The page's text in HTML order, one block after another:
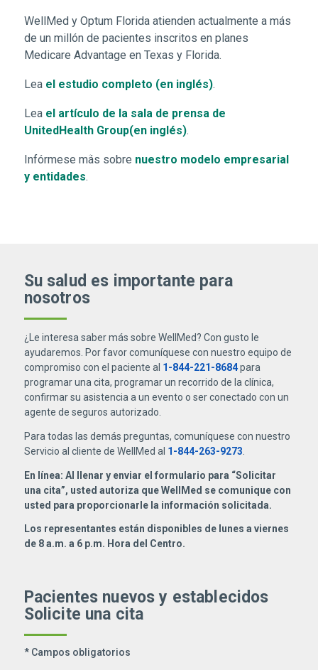
WellMed y Optum Florida atienden actualmente a más
de un millón de pacientes inscritos en planes
Medicare Advantage en Texas y Florida.
Lea el estudio completo (en inglés)(Se abre en una
.
Lea el artículo de la sala de prensa de
UnitedHealth Group(en inglés)(Se abre en una
.
Infórmese mؘás sobre nuestro modelo empresarial
y entidades(Se abre en una ventana nueva)
.
Su salud es importante para
nosotros
¿Le interesa saber más sobre WellMed? Con gusto le
ayudaremos. Por favor comuníquese con nuestro equipo de
compromiso con el paciente al 1-844-221-8684para
programar una cita, programar un recorrido de la clínica,
confirmar su asistencia a un evento o ser conectado con un
agente de seguros autorizado.
Para todas las demás preguntas, comuníquese con nuestro
Servicio al cliente de WellMed al 1-844-263-9273
En línea: Al llenar y enviar el formulario para “Solicitar
una cita”, usted autoriza que WellMed se comunique con
usted para proporcionarle la información solicitada.
Los representantes están disponibles de lunes a viernes
de 8 a.m. a 6 p.m. Hora del Centro.
Pacientes nuevos y establecidos
Solicite una cita
* Campos obligatorios